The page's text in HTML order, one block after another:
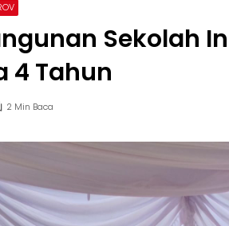
Sekolah
4 Tahun
2 Min Baca